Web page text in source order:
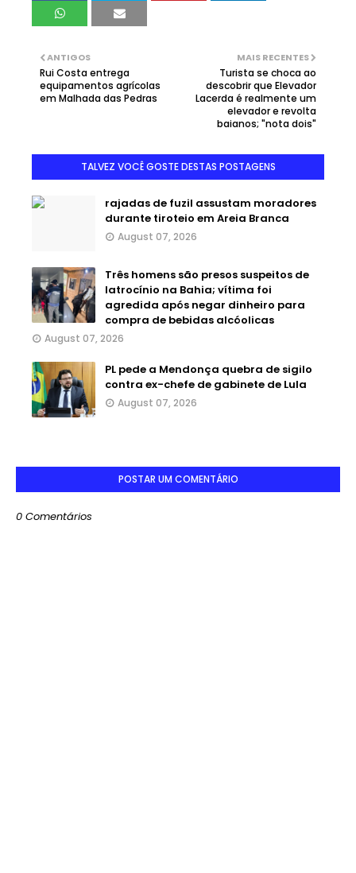
MAIS RECENTES
Turista se choca ao
descobrir que Elevador
Lacerda é realmente um
elevador e revolta
baianos; "nota dois"
ANTIGOS
Rui Costa entrega
equipamentos agrícolas
em Malhada das Pedras
TALVEZ VOCÊ GOSTE DESTAS POSTAGENS
rajadas de fuzil assustam moradores
durante tiroteio em Areia Branca
August 07, 2026
Três homens são presos suspeitos de
latrocínio na Bahia; vítima foi
agredida após negar dinheiro para
compra de bebidas alcóolicas
August 07, 2026
PL pede a Mendonça quebra de sigilo
contra ex-chefe de gabinete de Lula
August 07, 2026
POSTAR UM COMENTÁRIO
0 Comentários